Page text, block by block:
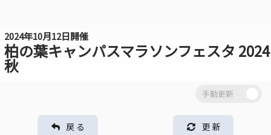
2024年10月12日開催
柏の葉キャンパスマラソンフェスタ 2024
秋
戻 る 更 新